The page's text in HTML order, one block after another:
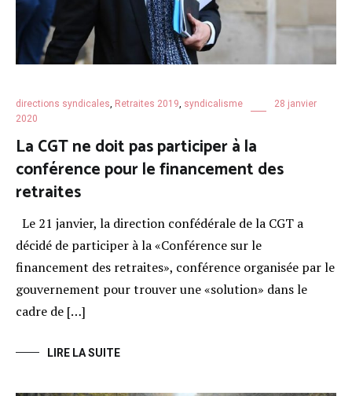
directions syndicales, Retraites 2019, syndicalisme
28 janvier
2020
La CGT ne doit pas participer à la
conférence pour le financement des
retraites
Le 21 janvier, la direction confédérale de la CGT a
décidé de participer à la «Conférence sur le
financement des retraites», conférence organisée par le
gouvernement pour trouver une «solution» dans le
cadre de […]
LIRE LA SUITE